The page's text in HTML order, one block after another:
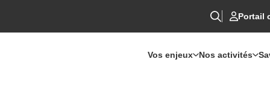
Portail
Vos enjeux Nos activités